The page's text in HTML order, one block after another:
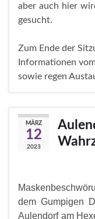
aber auch hier
gesucht.
Zum Ende der
Informationen
sowie regen
MÄRZ
12
2023
dem Gumpigen
Aulendorf am